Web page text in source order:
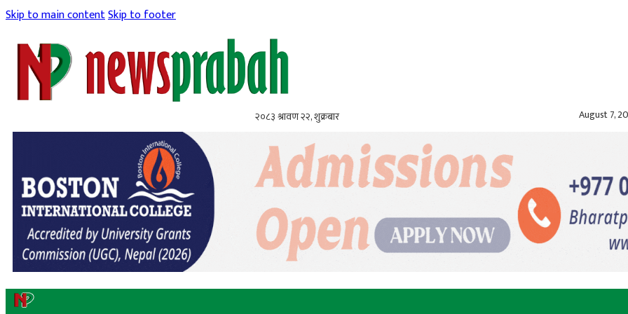
Skip to main contentSkip to footer
२०८३ श्रावण २२, शुक्रबार August 7,